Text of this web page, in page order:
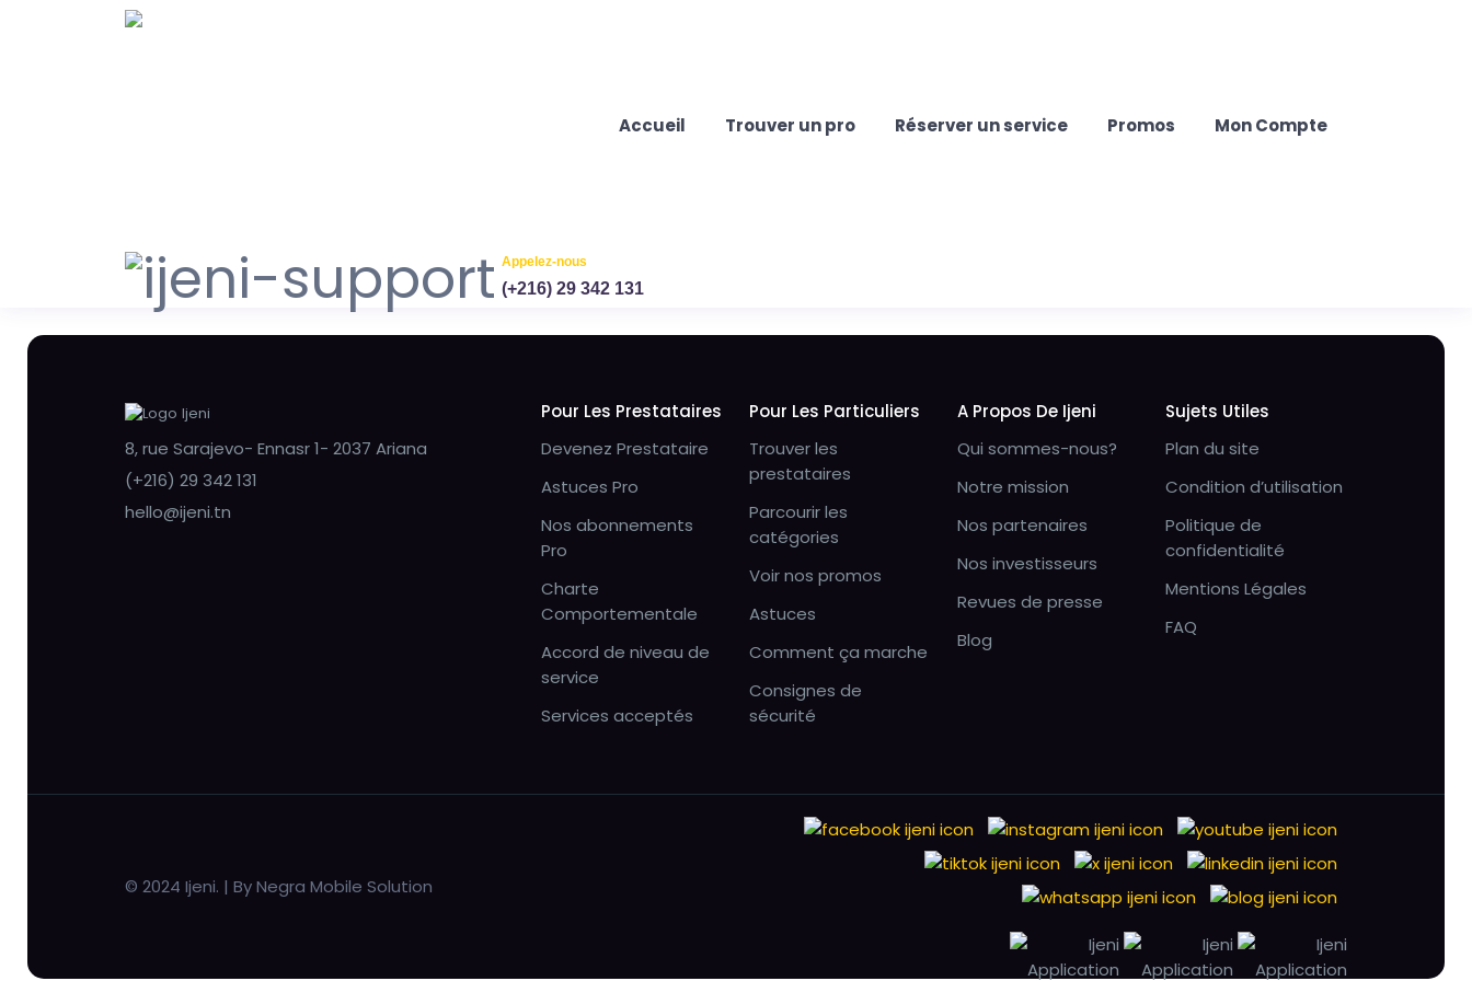
Accueil Trouver un pro Réserver un service Promos Mon Compte
Appelez-nous
(+216) 29 342 131
8, rue Sarajevo- Ennasr 1- 2037 Ariana
(+216) 29 342 131
hello@ijeni.tn
Pour Les Prestataires
Devenez Prestataire
Astuces Pro
Nos abonnements
Pro
Charte
Comportementale
Accord de niveau de
service
Services acceptés
Pour Les Particuliers
Trouver les
prestataires
Parcourir les
catégories
Voir nos promos
Astuces
Comment ça marche
Consignes de
sécurité
A Propos De Ijeni
Qui sommes-nous?
Notre mission
Nos partenaires
Nos investisseurs
Revues de presse
Blog
Sujets Utiles
Plan du site
Condition d’utilisation
Politique de
confidentialité
Mentions Légales
FAQ
© 2024 Ijeni. | By Negra Mobile Solution